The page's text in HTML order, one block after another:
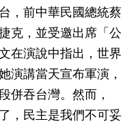
，前中華民國總統蔡
克，並受邀出席「公
在演說中指出，世界
演講當天宣布軍演，
併吞台灣。然而，
，民主是我們不可妥